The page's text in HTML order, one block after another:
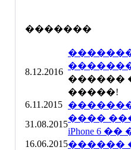
�������
8.12.2016
������
�����!
6.11.2015
31.08.2015
����
iPhone 6
16.06.2015������